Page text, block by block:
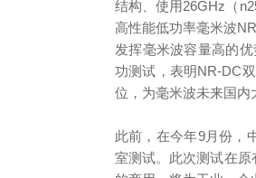
结构、使用26GHz（
高性能低功率毫米波
发挥毫米波容量高的
功测试，表明NR-DC
位，为毫米波未来国内
此前，在今年9月份，
室测试。此次测试在